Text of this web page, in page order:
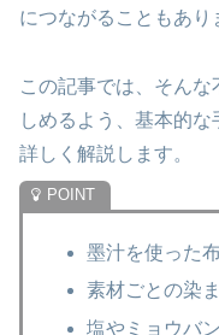
につながることもあり
この記事では、そん
しめるよう、基本的
詳しく解説します。
墨汁を使った
素材ごとの染
塩やミョウバ